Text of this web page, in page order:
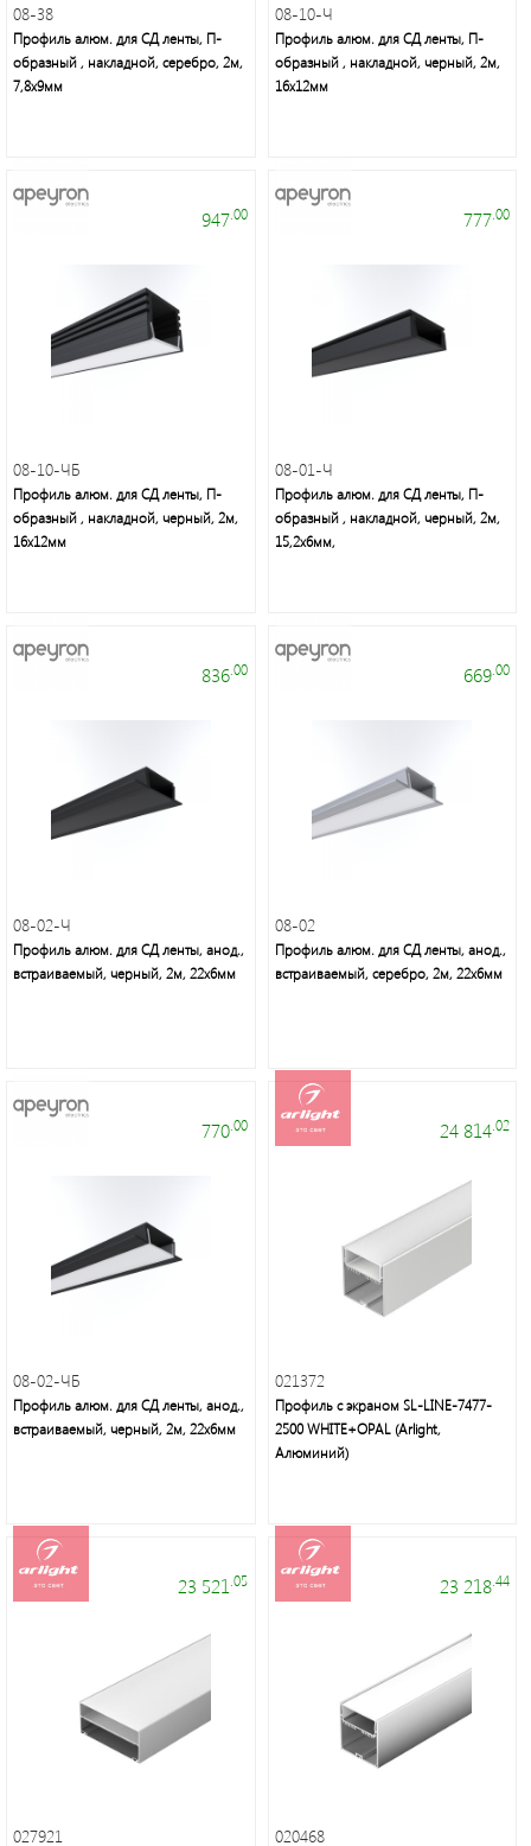
ЖКХ
Светодиодная
аксессуары
Часы
Мелкая
Подсветка
Кабельно-
проводниковая
Трековые
светильники
и
аксессуары
Линейные
светильники
Зеркала
08-38
Профиль алюм. для СД ленты, П-
образный , накладной, серебро, 2м,
7,8х9мм
08-10-Ч
Профиль алюм. для СД ленты, П-
образный , накладной, черный, 2м,
16х12мм
947.00
08-10-ЧБ
Профиль алюм. для СД ленты, П-
образный , накладной, черный, 2м,
16х12мм
777.00
08-01-Ч
Профиль алюм. для СД ленты, П-
образный , накладной, черный, 2м,
15,2х6мм,
836.00
08-02-Ч
Профиль алюм. для СД ленты, анод.,
встраиваемый, черный, 2м, 22х6мм
669.00
08-02
Профиль алюм. для СД ленты, анод.,
встраиваемый, серебро, 2м, 22х6мм
770.00
08-02-ЧБ
Профиль алюм. для СД ленты, анод.,
встраиваемый, черный, 2м, 22х6мм
24 814 .02
021372
Профиль с экраном SL-LINE-7477-
2500 WHITE+OPAL (Arlight,
Алюминий)
23 521 .05
027921
23 218 .44
020468